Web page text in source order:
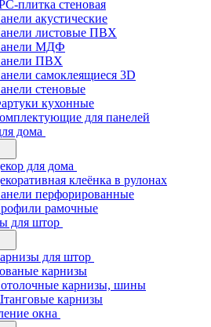
плитка стеновая
акустические
листовые ПВХ
МДФ
ПВХ
самоклеящиеся 3D
стеновые
кухонные
для панелей
дома
для дома
клеёнка в рулонах
перфорированные
рамочные
для штор
для штор
карнизы
карнизы, шины
карнизы
окна